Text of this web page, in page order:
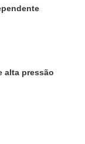
alta pressão